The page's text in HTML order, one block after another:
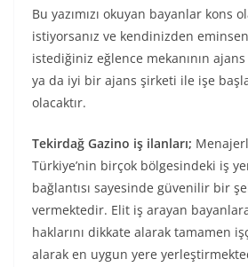
Bu yazımızı okuyan bayanlar kons
istiyorsanız ve kendinizden
istediğiniz eğlence mekanının
ya da iyi bir ajans şirketi ile işe
olacaktır.
Tekirdağ Gazino iş ilanları;
Türkiye’nin birçok bölgesindeki iş
bağlantısı sayesinde güvenilir bir
vermektedir. Elit iş arayan
haklarını dikkate alarak tamamen
alarak en uygun yere